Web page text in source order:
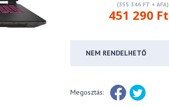
(355 346 FT + ÁFA)
451 290 Ft
NEM RENDELHETŐ
Megosztás: